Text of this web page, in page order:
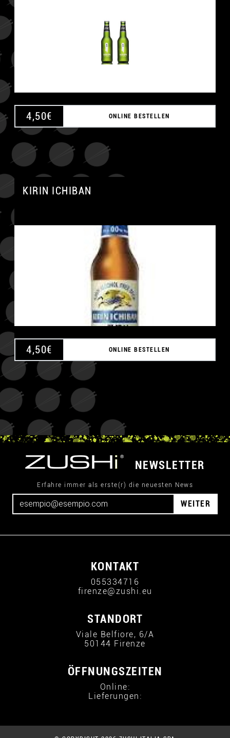
4,50€ ONLINE BESTELLEN
KIRIN ICHIBAN
4,50€ ONLINE BESTELLEN
NEWSLETTER
Erfahre immer als erste(r) die neuesten News
WEITER
KONTAKT
055334716
firenze@zushi.eu
STANDORT
Viale Belfiore, 6/A
50144 Firenze
ÖFFNUNGSZEITEN
Online:
Lieferungen: